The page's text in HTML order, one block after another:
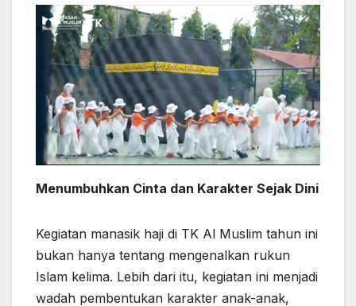
Menumbuhkan Cinta dan Karakter Sejak Dini
Kegiatan manasik haji di TK Al Muslim tahun ini
bukan hanya tentang mengenalkan rukun
Islam kelima. Lebih dari itu, kegiatan ini menjadi
wadah pembentukan karakter anak-anak,